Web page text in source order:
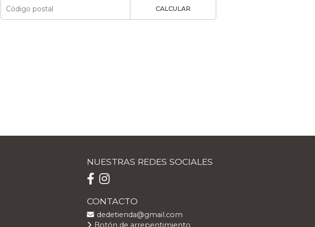
CALCULAR
NUESTRAS REDES SOCIALES
CONTACTO
dedetienda@gmail.com
Botón de arrepentimiento